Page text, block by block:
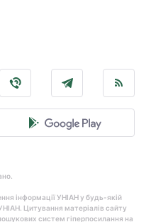
інформації УНІАН у будь-якій
Цитування матеріалів сайту
систем гіперпосилання на